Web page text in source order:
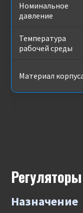
Номинальное
давление
Температура
рабочей среды
Материал
Назначение